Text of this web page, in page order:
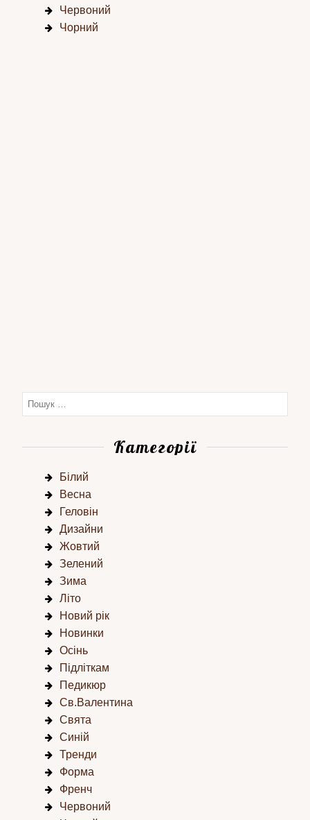
Червоний
Чорний
Категорії
Білий
Весна
Геловін
Дизайни
Жовтий
Зелений
Зима
Літо
Новий рік
Новинки
Осінь
Підліткам
Педикюр
Св.Валентина
Свята
Синій
Тренди
Форма
Френч
Червоний